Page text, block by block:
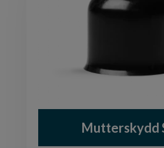
Mutterskydd